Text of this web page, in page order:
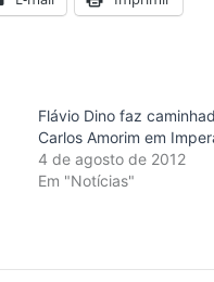
Flávio Dino faz
Carlos Amorim em
4 de agosto de 2012
Em "Notícias"